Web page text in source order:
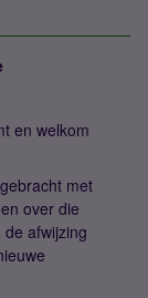
en welkom
met
over die
afwijzing